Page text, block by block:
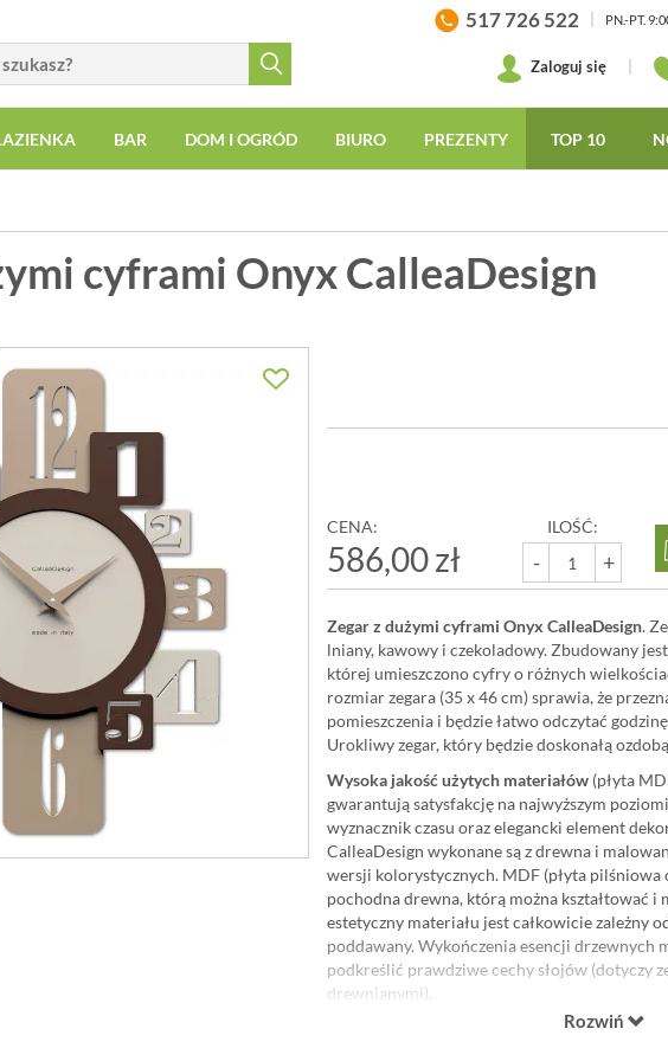
517 726 522 PN.-PT.
Zaloguj się
BAR DOM I OGRÓD BIURO PREZENTY TOP 10
cyframi Onyx CalleaDesign
CENA:
586,00 zł
ILOŚĆ:
- +
Zegar z dużymi cyframi Onyx CalleaDesign.
lniany, kawowy i czekoladowy. Zbudowany
której umieszczono cyfry o różnych
rozmiar zegara (35 x 46 cm) sprawia, że
pomieszczenia i będzie łatwo odczytać
Urokliwy zegar, który będzie doskonałą
Wysoka jakość użytych materiałów (płyta
gwarantują satysfakcję na najwyższym
wyznacznik czasu oraz elegancki element
CalleaDesign wykonane są z drewna i
wersji kolorystycznych. MDF (płyta pilśniowa
pochodna drewna, którą można kształtować i
estetyczny materiału jest całkowicie zależny
poddawany. Wykończenia esencji drzewnych
podkreślić prawdziwe cechy słojów (dotyczy
drewnianymi).
Zegar został zaprojektowany i
Rozwiń